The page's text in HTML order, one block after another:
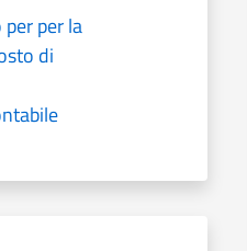
per la
di